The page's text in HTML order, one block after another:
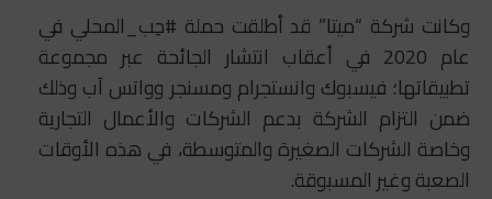
وكانت شركة “ميتا” قد أطلقت حملة #حِب_المحلي في
عام 2020 في أعقاب انتشار الجائحة عبر مجموعة
تطبيقاتها؛ فيسبوك وانستجرام ومسنجر وواتس آب وذلك
ضمن التزام الشركة بدعم الشركات والأعمال التجارية
وخاصة الشركات الصغيرة والمتوسطة، في هذه الأوقات
الصعبة وغير المسبوقة.